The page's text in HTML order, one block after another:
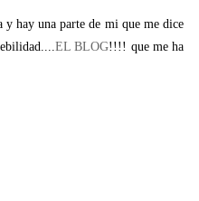
y hay una parte de mi que me dice
EL BLOG!!!! que me ha